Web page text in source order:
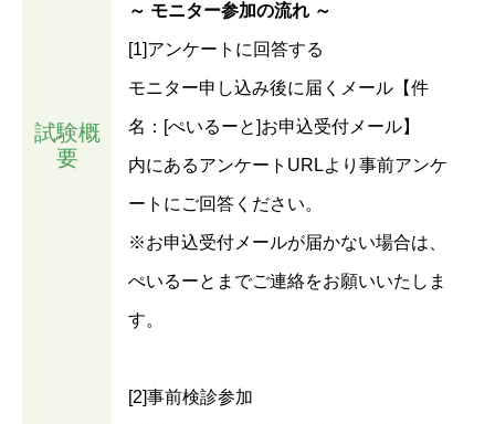
試験概
要
～ モニター参加の流れ ～
[1]アンケートに回答する
モニター申し込み後に届くメール【件
名：[ぺいるーと]お申込受付メール】
内にあるアンケートURLより事前アンケ
ートにご回答ください。
※お申込受付メールが届かない場合は、
ぺいるーとまでご連絡をお願いいたしま
す。
[2]事前検診参加